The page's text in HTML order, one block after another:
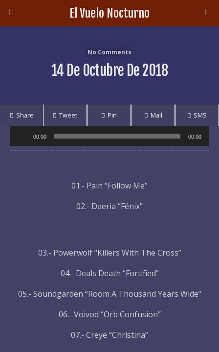
El Vuelo Nocturno
No Comments
14 De Octubre De 2018
Share Tweet Pin Mail SMS
Player
00:00 00:00
01.- Pain “Follow Me”
02.- Daeria “Fénix”
03.- Powerwolf “Killers With The Cross”
04.- Deals Death “Fortified”
05.- Soundgarden “Room A Thousand Years Wide”
06.- Voivod “Orb Confusion”
07.- Creye “Christina”